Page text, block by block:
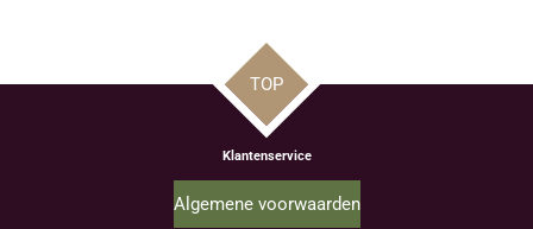
TOP
Klantenservice
Algemene voorwaarden